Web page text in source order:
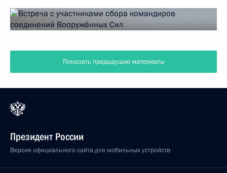
Показать предыдущие материалы
Президент России
Версия официального сайта для мобильных устройств